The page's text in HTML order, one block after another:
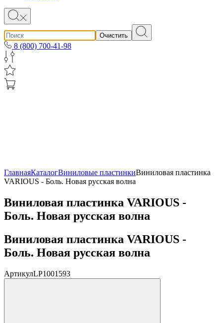
Очистить
8 (800) 700-41-98
ГлавнаяКаталогВиниловые пластинкиВиниловая пластинка
VARIOUS - Боль. Новая русская волна
Виниловая пластинка VARIOUS -
Боль. Новая русская волна
Виниловая пластинка VARIOUS -
Боль. Новая русская волна
АртикулLP1001593